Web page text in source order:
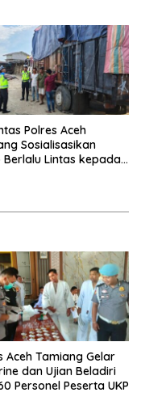
Polres Aceh
Sosialisasikan
Berlalu Lintas kepada
Aceh Tamiang Gelar
dan Ujian Beladiri
Personel Peserta UKP